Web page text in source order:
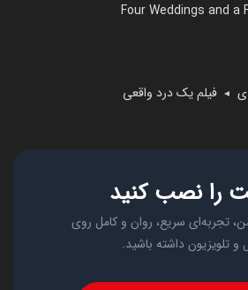
◄ فیلم یک درد واقعی
Four Weddings and a
را نصب کنید
تجربه‌ای سریع، روان و کامل روی
و تلویزیون داشته باشید.